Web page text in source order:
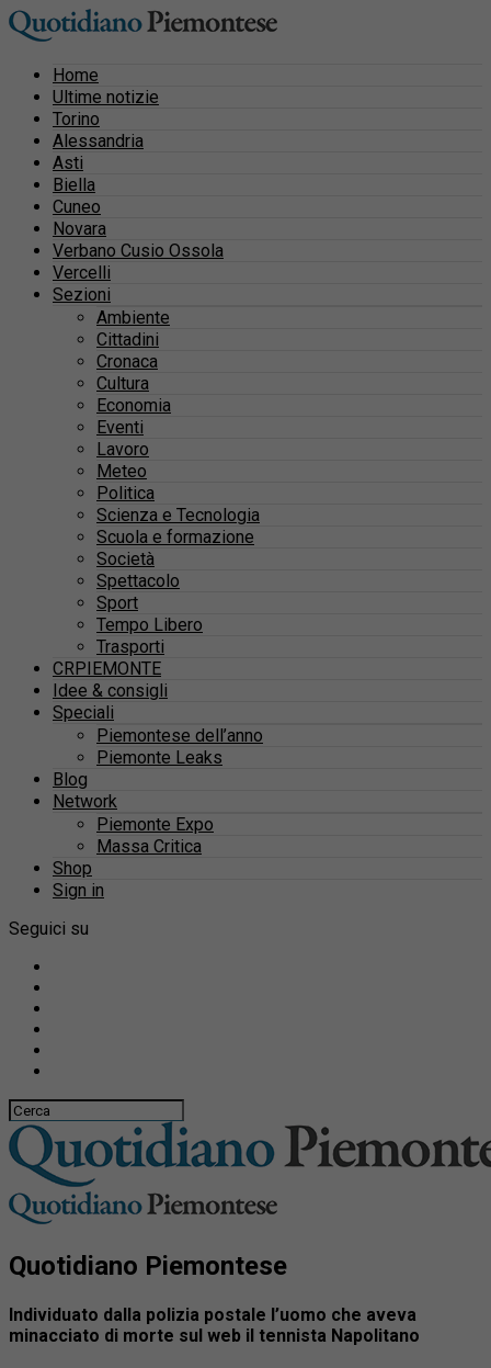
Home
Ultime notizie
Torino
Alessandria
Asti
Biella
Cuneo
Novara
Verbano Cusio Ossola
Vercelli
Sezioni
Ambiente
Cittadini
Cronaca
Cultura
Economia
Eventi
Lavoro
Meteo
Politica
Scienza e Tecnologia
Scuola e formazione
Società
Spettacolo
Sport
Tempo Libero
Trasporti
CRPIEMONTE
Idee & consigli
Speciali
Piemontese dell’anno
Piemonte Leaks
Blog
Network
Piemonte Expo
Massa Critica
Shop
Sign in
Seguici su
Quotidiano Piemontese
Individuato dalla polizia postale l’uomo che aveva
minacciato di morte sul web il tennista Napolitano